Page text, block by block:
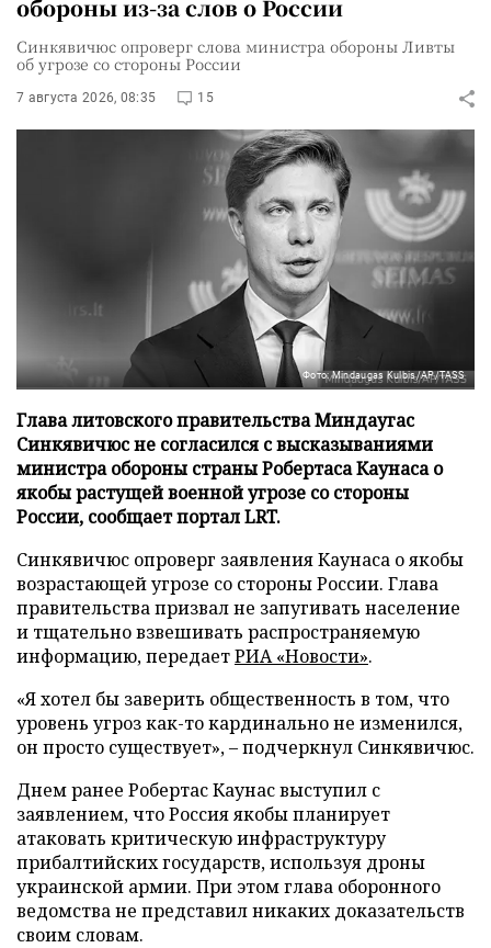
обороны из-за слов о России
Синкявичюс опроверг слова министра обороны Ливты
об угрозе со стороны России
7 августа 2026, 08:35 15
Фото: Mindaugas Kulbis/AP/TASS
Глава литовского правительства Миндаугас
Синкявичюс не согласился с высказываниями
министра обороны страны Робертаса Каунаса о
якобы растущей военной угрозе со стороны
России, сообщает портал LRT.
Синкявичюс опроверг заявления Каунаса о якобы
возрастающей угрозе со стороны России. Глава
правительства призвал не запугивать население
и тщательно взвешивать распространяемую
информацию, передаетРИА «Новости».
«Я хотел бы заверить общественность в том, что
уровень угроз как-то кардинально не изменился,
он просто существует», – подчеркнул Синкявичюс.
Днем ранее Робертас Каунас выступил с
заявлением, что Россия якобы планирует
атаковать критическую инфраструктуру
прибалтийских государств, используя дроны
украинской армии. При этом глава оборонного
ведомства не представил никаких доказательств
своим словам.